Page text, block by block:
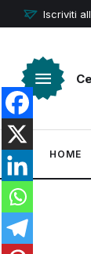
Iscriviti
HOME